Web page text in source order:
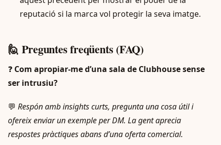
reputació si la marca vol protegir la seva imatge.
🙋 Preguntes freqüents (FAQ)
❓ Com apropiar-me d’una sala de Clubhouse sense
ser intrusiu?
💬 Respón amb insights curts, pregunta una cosa útil i
ofereix enviar un exemple per DM. La gent aprecia
respostes pràctiques abans d’una oferta comercial.